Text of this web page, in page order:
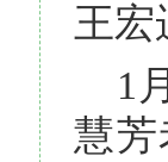
王宏
1
慧